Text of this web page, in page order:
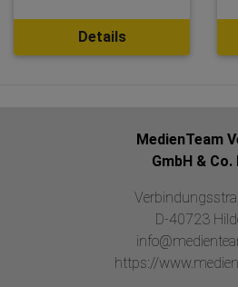
Details
MedienTeam
GmbH & Co.
D-40723
https://